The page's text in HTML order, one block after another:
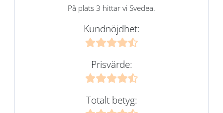
På plats 3 hittar vi Svedea.
Kundnöjdhet:
Prisvärde:
Totalt betyg: